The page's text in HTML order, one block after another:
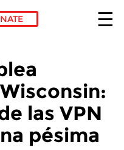
las VPN
pésima